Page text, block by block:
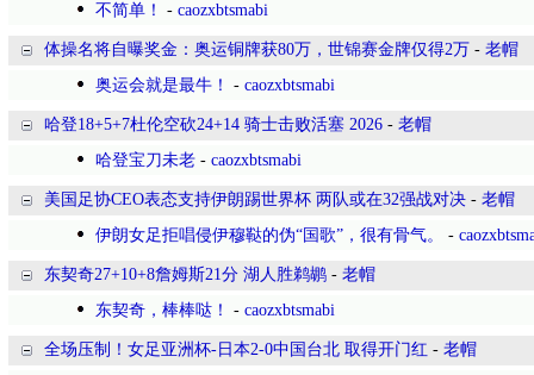
不简单！
- caozxbtsmabi
体操名将自曝奖金：奥运铜牌获80万，世锦赛金牌仅得2万 - 老帽
奥运会就是最牛！
- caozxbtsmabi
哈登18+5+7杜伦空砍24+14 骑士击败活塞 2026 - 老帽
哈登宝刀未老 - caozxbtsmabi
美国足协CEO表态支持伊朗踢世界杯 两队或在32强战对决 - 老帽
伊朗女足拒唱侵伊穆鞑的伪“国歌”，很有骨气。
-
东契奇27+10+8詹姆斯21分 湖人胜鹈鹕 - 老帽
东契奇，棒棒哒！
- caozxbtsmabi
全场压制！女足亚洲杯-日本2-0中国台北 取得开门红 - 老帽